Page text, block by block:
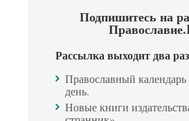
Подпишитесь на
Рассылка выходит два
Православный
день.
Новые книги